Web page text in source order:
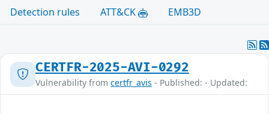
Detection rules
ATT&CK EMB3D
CERTFR-2025-AVI-0292
Vulnerability from certfr_avis - Published: - Updated: